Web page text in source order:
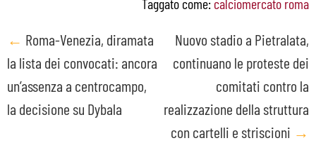
Taggato come: calciomercato roma
Post
navigation
← Roma-Venezia, diramata
la lista dei convocati: ancora
un’assenza a centrocampo,
la decisione su Dybala
Nuovo stadio a Pietralata,
continuano le proteste dei
comitati contro la
realizzazione della struttura
con cartelli e striscioni →